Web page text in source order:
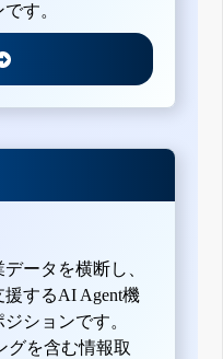
す。
ータを横断し、
するAI Agent機
ションです。
グを含む情報取